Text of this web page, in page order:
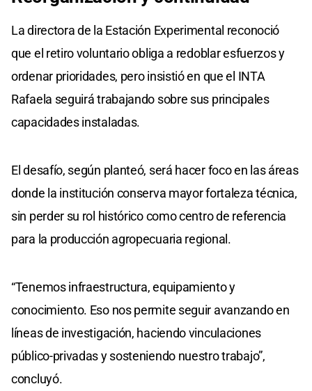
La directora de la Estación Experimental reconoció
que el retiro voluntario obliga a redoblar esfuerzos y
ordenar prioridades, pero insistió en que el INTA
Rafaela seguirá trabajando sobre sus principales
capacidades instaladas.
El desafío, según planteó, será hacer foco en las áreas
donde la institución conserva mayor fortaleza técnica,
sin perder su rol histórico como centro de referencia
para la producción agropecuaria regional.
“Tenemos infraestructura, equipamiento y
conocimiento. Eso nos permite seguir avanzando en
líneas de investigación, haciendo vinculaciones
público-privadas y sosteniendo nuestro trabajo”,
concluyó.